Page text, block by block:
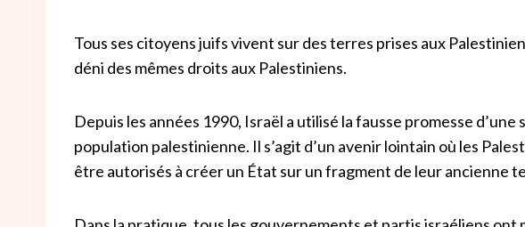
Tous ses citoyens juifs vivent sur des terres prises aux
déni des mêmes droits aux Palestiniens.
Depuis les années 1990, Israël a utilisé la fausse promesse
population palestinienne. Il s’agit d’un avenir lointain où les
être autorisés à créer un État sur un fragment de leur ancienne